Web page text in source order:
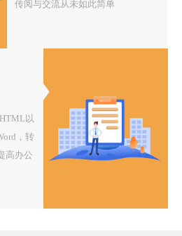
传阅与交流从未如此简单
以
，转
高办公